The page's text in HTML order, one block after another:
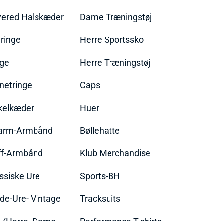
Halskæder
Armbånd
Armbånd
Ure
Ure- Vintage
Dame Træningstøj
Herre Sportssko
Herre Træningstøj
Caps
Huer
Bøllehatte
Klub Merchandise
Sports-BH
Tracksuits